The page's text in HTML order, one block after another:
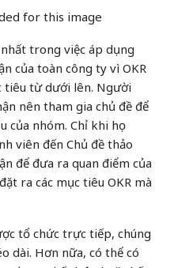
trong việc áp dụng
của toàn công ty vì OKR
tiêu từ dưới lên. Người
nên tham gia chủ đề để
của nhóm. Chỉ khi họ
viên đến Chủ đề thảo
để đưa ra quan điểm của
ra các mục tiêu OKR mà
tổ chức trực tiếp, chúng
dài. Hơn nữa, có thể có